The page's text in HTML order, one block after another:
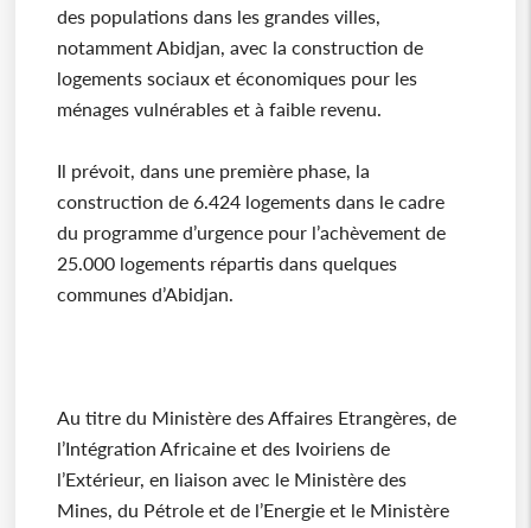
des populations dans les grandes villes,
notamment Abidjan, avec la construction de
logements sociaux et économiques pour les
ménages vulnérables et à faible revenu.
Il prévoit, dans une première phase, la
construction de 6.424 logements dans le cadre
du programme d’urgence pour l’achèvement de
25.000 logements répartis dans quelques
communes d’Abidjan.
Au titre du Ministère des Affaires Etrangères, de
l’Intégration Africaine et des Ivoiriens de
l’Extérieur, en liaison avec le Ministère des
Mines, du Pétrole et de l’Energie et le Ministère